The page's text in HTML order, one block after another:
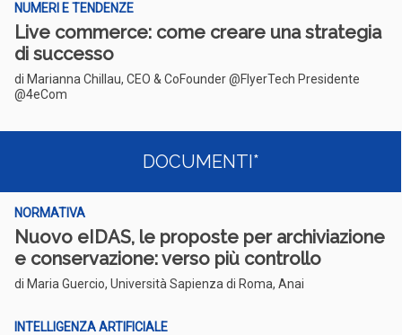
NUMERI E TENDENZE
Live commerce: come creare una strategia
di successo
di Marianna Chillau, CEO & CoFounder @FlyerTech Presidente
@4eCom
DOCUMENTI*
NORMATIVA
Nuovo eIDAS, le proposte per archiviazione
e conservazione: verso più controllo
di Maria Guercio, Università Sapienza di Roma, Anai
INTELLIGENZA ARTIFICIALE